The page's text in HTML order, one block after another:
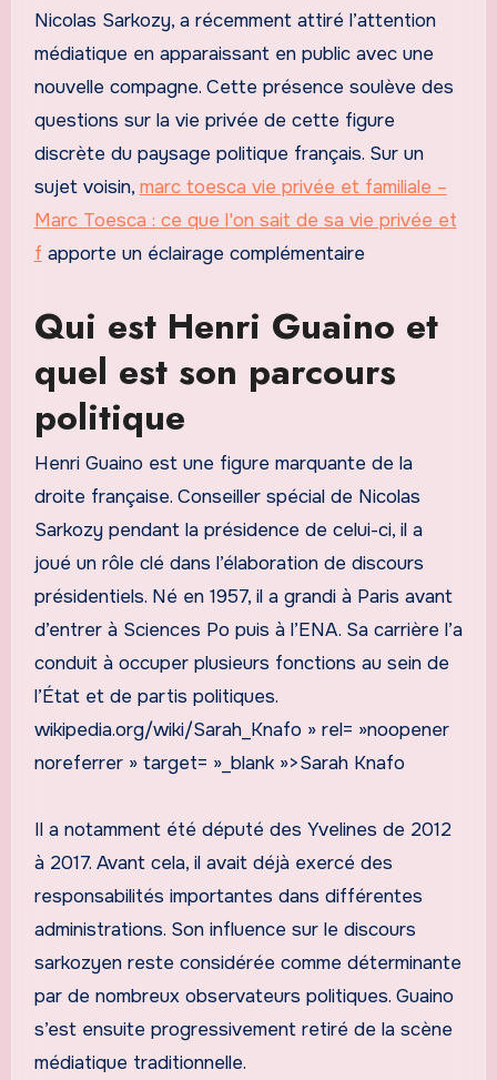
Nicolas Sarkozy, a récemment attiré l’attention
médiatique en apparaissant en public avec une
nouvelle compagne. Cette présence soulève des
questions sur la vie privée de cette figure
discrète du paysage politique français. Sur un
sujet voisin, marc toesca vie privée et familiale –
Marc Toesca : ce que l'on sait de sa vie privée et
f apporte un éclairage complémentaire
Qui est Henri Guaino et
quel est son parcours
politique
Henri Guaino est une figure marquante de la
droite française. Conseiller spécial de Nicolas
Sarkozy pendant la présidence de celui-ci, il a
joué un rôle clé dans l’élaboration de discours
présidentiels. Né en 1957, il a grandi à Paris avant
d’entrer à Sciences Po puis à l’ENA. Sa carrière l’a
conduit à occuper plusieurs fonctions au sein de
l’État et de partis politiques.
wikipedia.org/wiki/Sarah_Knafo » rel= »noopener
noreferrer » target= »_blank »>Sarah Knafo
Il a notamment été député des Yvelines de 2012
à 2017. Avant cela, il avait déjà exercé des
responsabilités importantes dans différentes
administrations. Son influence sur le discours
sarkozyen reste considérée comme déterminante
par de nombreux observateurs politiques. Guaino
s’est ensuite progressivement retiré de la scène
médiatique traditionnelle.